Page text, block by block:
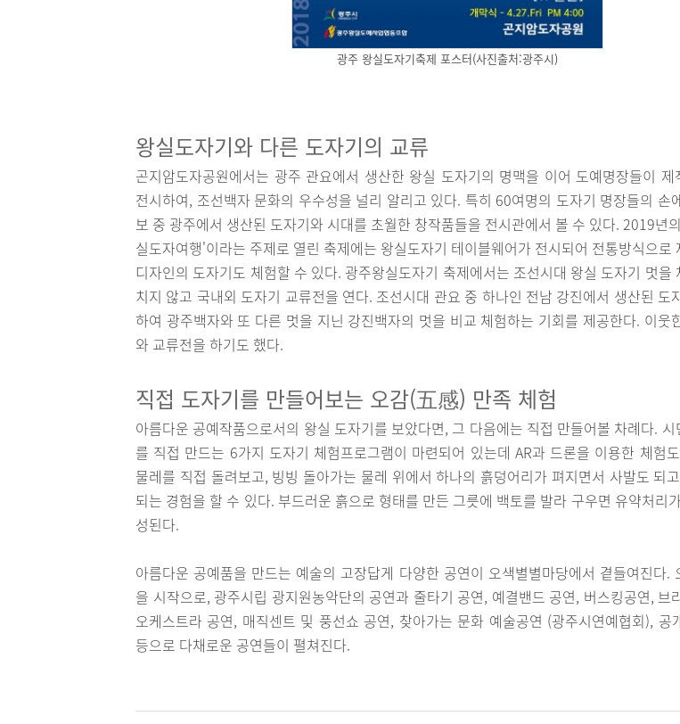
광주 왕실도자기축제 포스터(사진출처:광주시)
왕실도자기와 다른 도자기의 교류
곤지암도자공원에서는 광주 관요에서 생산한 왕실 도자기의 명맥을 이어 도예명장들이 제
전시하여, 조선백자 문화의 우수성을 널리 알리고 있다. 특히 60여명의 도자기 명장들의 손
보 중 광주에서 생산된 도자기와 시대를 초월한 창작품들을 전시관에서 볼 수 있다. 2019년
실도자여행'이라는 주제로 열린 축제에는 왕실도자기 테이블웨어가 전시되어 전통방식으로
디자인의 도자기도 체험할 수 있다. 광주왕실도자기 축제에서는 조선시대 왕실 도자기 멋을
치지 않고 국내외 도자기 교류전을 연다. 조선시대 관요 중 하나인 전남 강진에서 생산된 도
하여 광주백자와 또 다른 멋을 지닌 강진백자의 멋을 비교 체험하는 기회를 제공한다. 이웃
와 교류전을 하기도 했다.
직접 도자기를 만들어보는 오감(五感) 만족 체험
아름다운 공예작품으로서의 왕실 도자기를 보았다면, 그 다음에는 직접 만들어볼 차례다. 시
를 직접 만드는 6가지 도자기 체험프로그램이 마련되어 있는데 AR과 드론을 이용한 체험
물레를 직접 돌려보고, 빙빙 돌아가는 물레 위에서 하나의 흙덩어리가 펴지면서 사발도 되
되는 경험을 할 수 있다. 부드러운 흙으로 형태를 만든 그릇에 백토를 발라 구우면 유약처리
성된다.
아름다운 공예품을 만드는 예술의 고장답게 다양한 공연이 오색별별마당에서 곁들여진다.
을 시작으로, 광주시립 광지원농악단의 공연과 줄타기 공연, 예결밴드 공연, 버스킹공연, 브
오케스트라 공연, 매직센트 및 풍선쇼 공연, 찾아가는 문화 예술공연 (광주시연예협회), 공
등으로 다채로운 공연들이 펼쳐진다.